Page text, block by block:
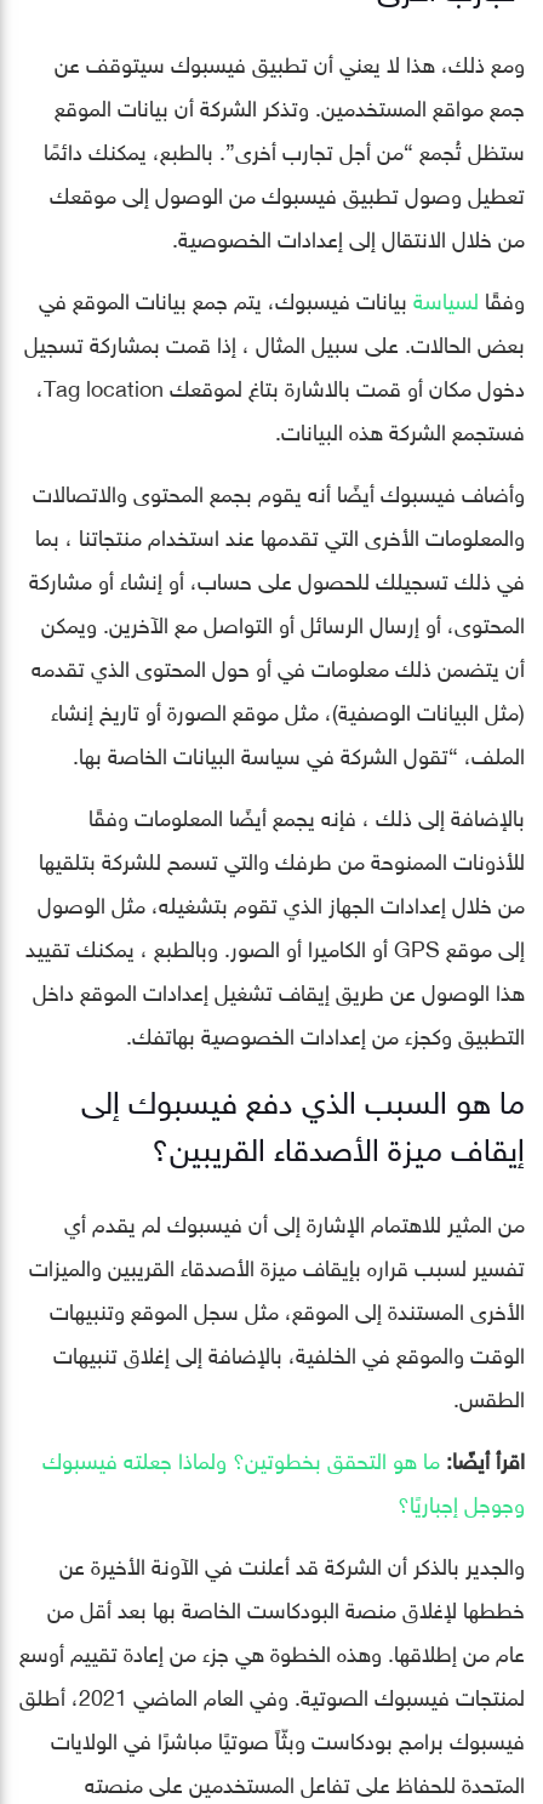
ومع ذلك، هذا لا يعني أن تطبيق فيسبوك سيتوقف عن
جمع مواقع المستخدمين. وتذكر الشركة أن بيانات الموقع
ستظل تُجمع “من أجل تجارب أخرى”. بالطبع، يمكنك دائمًا
تعطيل وصول تطبيق فيسبوك من الوصول إلى موقعك
من خلال الانتقال إلى إعدادات الخصوصية.
وفقًا لسياسةبيانات فيسبوك، يتم جمع بيانات الموقع في
بعض الحالات. على سبيل المثال ، إذا قمت بمشاركة تسجيل
دخول مكان أو قمت بالاشارة بتاغ لموقعك Tag location،
فستجمع الشركة هذه البيانات.
وأضاف فيسبوك أيضًا أنه يقوم بجمع المحتوى والاتصالات
والمعلومات الأخرى التي تقدمها عند استخدام منتجاتنا ، بما
في ذلك تسجيلك للحصول على حساب، أو إنشاء أو مشاركة
المحتوى، أو إرسال الرسائل أو التواصل مع الآخرين. ويمكن
أن يتضمن ذلك معلومات في أو حول المحتوى الذي تقدمه
(مثل البيانات الوصفية)، مثل موقع الصورة أو تاريخ إنشاء
الملف، “تقول الشركة في سياسة البيانات الخاصة بها.
بالإضافة إلى ذلك ، فإنه يجمع أيضًا المعلومات وفقًا
للأذونات الممنوحة من طرفك والتي تسمح للشركة بتلقيها
من خلال إعدادات الجهاز الذي تقوم بتشغيله، مثل الوصول
إلى موقع GPS أو الكاميرا أو الصور. وبالطبع ، يمكنك تقييد
هذا الوصول عن طريق إيقاف تشغيل إعدادات الموقع داخل
التطبيق وكجزء من إعدادات الخصوصية بهاتفك.
ما هو السبب الذي دفع فيسبوك إلى
إيقاف ميزة الأصدقاء القريبين؟
من المثير للاهتمام الإشارة إلى أن فيسبوك لم يقدم أي
تفسير لسبب قراره بإيقاف ميزة الأصدقاء القريبين والميزات
الأخرى المستندة إلى الموقع، مثل سجل الموقع وتنبيهات
الوقت والموقع في الخلفية، بالإضافة إلى إغلاق تنبيهات
الطقس.
اقرأ أيضًا:ما هو التحقق بخطوتين؟ ولماذا جعلته فيسبوك
وجوجل إجباريًا؟
والجدير بالذكر أن الشركة قد أعلنت في الآونة الأخيرة عن
خططها لإغلاق منصة البودكاست الخاصة بها بعد أقل من
عام من إطلاقها. وهذه الخطوة هي جزء من إعادة تقييم أوسع
لمنتجات فيسبوك الصوتية. وفي العام الماضي 2021، أطلق
فيسبوك برامج بودكاست وبثّاً صوتيًا مباشرًا في الولايات
المتحدة للحفاظ على تفاعل المستخدمين على منصته